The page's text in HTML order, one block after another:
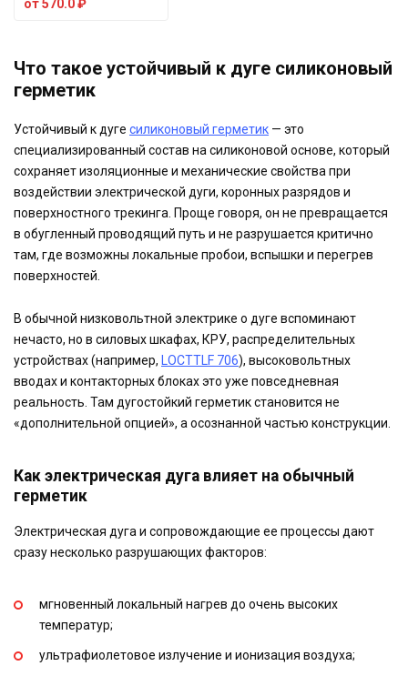
от570.0₽
Что такое устойчивый к дуге силиконовый
герметик
Устойчивый к дуге силиконовый герметик — это
специализированный состав на силиконовой основе, который
сохраняет изоляционные и механические свойства при
воздействии электрической дуги, коронных разрядов и
поверхностного трекинга. Проще говоря, он не превращается
в обугленный проводящий путь и не разрушается критично
там, где возможны локальные пробои, вспышки и перегрев
поверхностей.
В обычной низковольтной электрике о дуге вспоминают
нечасто, но в силовых шкафах, КРУ, распределительных
устройствах (например,
LOCTTLF 706), высоковольтных
вводах и контакторных блоках это уже повседневная
реальность. Там дугостойкий герметик становится не
«дополнительной опцией», а осознанной частью конструкции.
Как электрическая дуга влияет на обычный
герметик
Электрическая дуга и сопровождающие ее процессы дают
сразу несколько разрушающих факторов:
мгновенный локальный нагрев до очень высоких
температур;
ультрафиолетовое излучение и ионизация воздуха;